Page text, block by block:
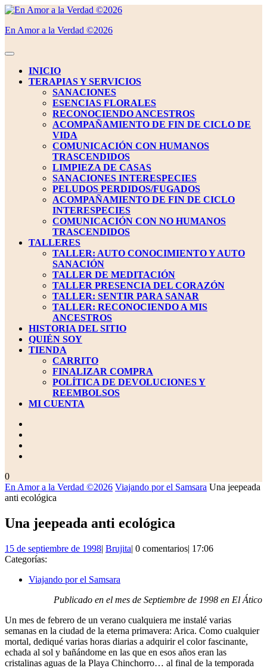
Saltar
contenido
al
En Amor a la Verdad ©2026
Botón
aperturaINICIO
TERAPIAS Y SERVICIOS
SANACIONES
ESENCIAS FLORALES
RECONOCIENDO ANCESTROS
ACOMPAÑAMIENTO DE FIN DE CICLO DE
VIDA
COMUNICACIÓN CON HUMANOS
TRASCENDIDOS
LIMPIEZA DE CASAS
SANACIONES INTERESPECIES
PELUDOS PERDIDOS/FUGADOS
ACOMPAÑAMIENTO DE FIN DE CICLO
INTERESPECIES
COMUNICACIÓN CON NO HUMANOS
TRASCENDIDOS
TALLERES
TALLER: AUTO CONOCIMIENTO Y AUTO
SANACIÓN
TALLER DE MEDITACIÓN
TALLER PRESENCIA DEL CORAZÓN
TALLER: SENTIR PARA SANAR
TALLER: RECONOCIENDO A MIS
ANCESTROS
HISTORIA DEL SITIO
QUIÉN SOY
TIENDA
CARRITO
FINALIZAR COMPRA
POLÍTICA DE DEVOLUCIONES Y
REEMBOLSOS
MI CUENTA
BOTÓN
CIERRE
carrito
de
la
0
En Amor a la Verdad ©2026 Viajando por el Samsara Una jeepeada
anti ecológica
Una jeepeada anti ecológica
15 de septiembre de 199815
de
| BrujitaBrujita
| 0 comentarios| 17:06
Categorías:
Viajando por el Samsara
Publicado en el mes de Septiembre de 1998 en El Ático
Un mes de febrero de un verano cualquiera me instalé varias
semanas en la ciudad de la eterna primavera: Arica. Como cualquier
mortal, dediqué varias horas diarias a adquirir el color fascinante,
echada al sol y bañándome en las que en esos años eran las
cristalinas aguas de la Playa Chinchorro… al final de la temporada